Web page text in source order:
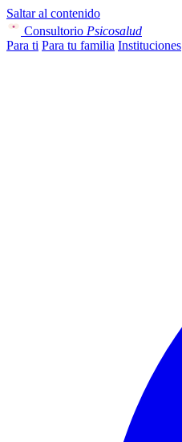
Saltar al contenido
Consultorio Psicosalud
Para ti Para tu familia Instituciones